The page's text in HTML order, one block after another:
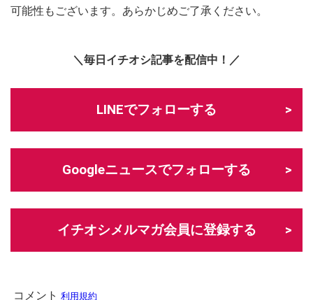
可能性もございます。あらかじめご了承ください。
＼毎日イチオシ記事を配信中！／
LINEでフォローする
Googleニュースでフォローする
イチオシメルマガ会員に登録する